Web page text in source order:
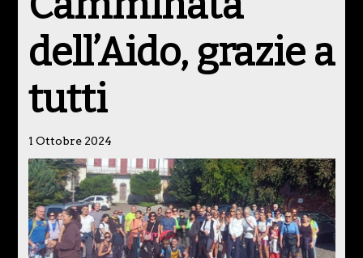
dell’Aido, grazie a
tutti
1 Ottobre 2024